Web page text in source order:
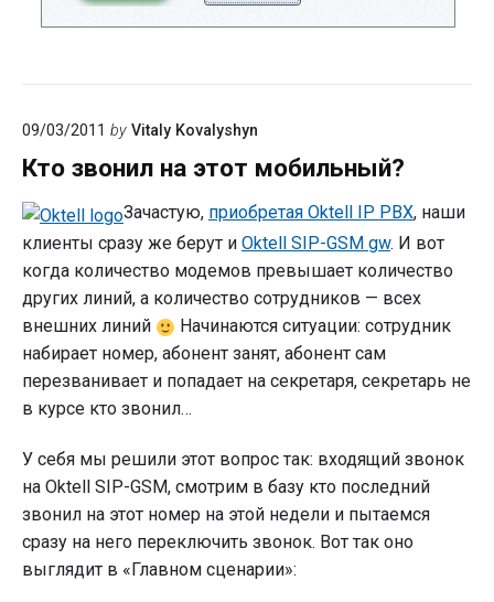
09/03/2011 by Vitaly Kovalyshyn
Кто звонил на этот мобильный?
Зачастую, приобретая Oktell IP PBX, наши
клиенты сразу же берут и Oktell SIP-GSM gw. И вот
когда количество модемов превышает количество
других линий, а количество сотрудников — всех
внешних линий
Начинаются ситуации: сотрудник
набирает номер, абонент занят, абонент сам
перезванивает и попадает на секретаря, секретарь не
в курсе кто звонил…
У себя мы решили этот вопрос так: входящий звонок
на Oktell SIP-GSM, смотрим в базу кто последний
звонил на этот номер на этой недели и пытаемся
сразу на него переключить звонок. Вот так оно
выглядит в «Главном сценарии»: